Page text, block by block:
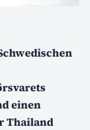
einen
Thailand